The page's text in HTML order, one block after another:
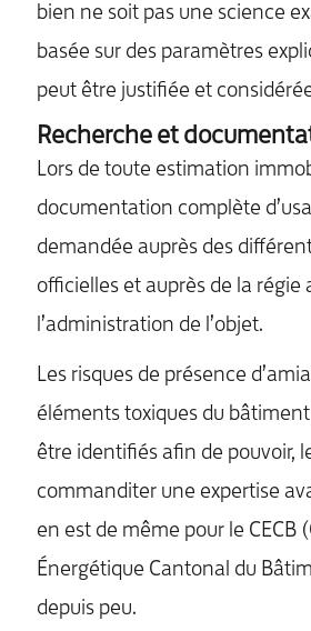
bien ne soit pas une science
basée sur des paramètres
peut être justifiée et
Recherche et
Lors de toute estimation
documentation complète
demandée auprès des
officielles et auprès de la régie
l’administration de l’objet.
Les risques de présence
éléments toxiques du
être identifiés afin de pouvoir,
commanditer une expertise
en est de même pour le CECB
Énergétique Cantonal du
depuis peu.